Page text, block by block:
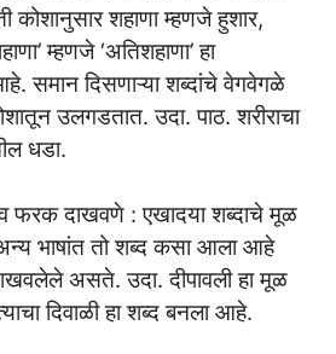
कोशानुसार शहाणा म्हणजे हुशार,
म्हणजे ‘अतिशहाणा’ हा
समान दिसणाऱ्या शब्दांचे वेगवेगळे
उलगडतात. उदा. पाठ. शरीराचा
धडा.
फरक दाखवणे : एखादया शब्दाचे मूळ
भाषांत तो शब्द कसा आला आहे
असते. उदा. दीपावली हा मूळ
दिवाळी हा शब्द बनला आहे.